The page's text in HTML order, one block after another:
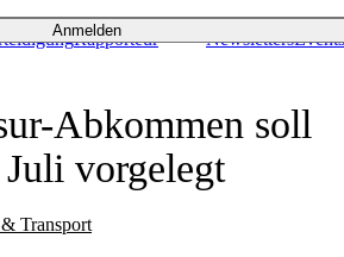
Anmelden
Transport
Rapporteur NewslettersEvents
Abkommen soll
vorgelegt